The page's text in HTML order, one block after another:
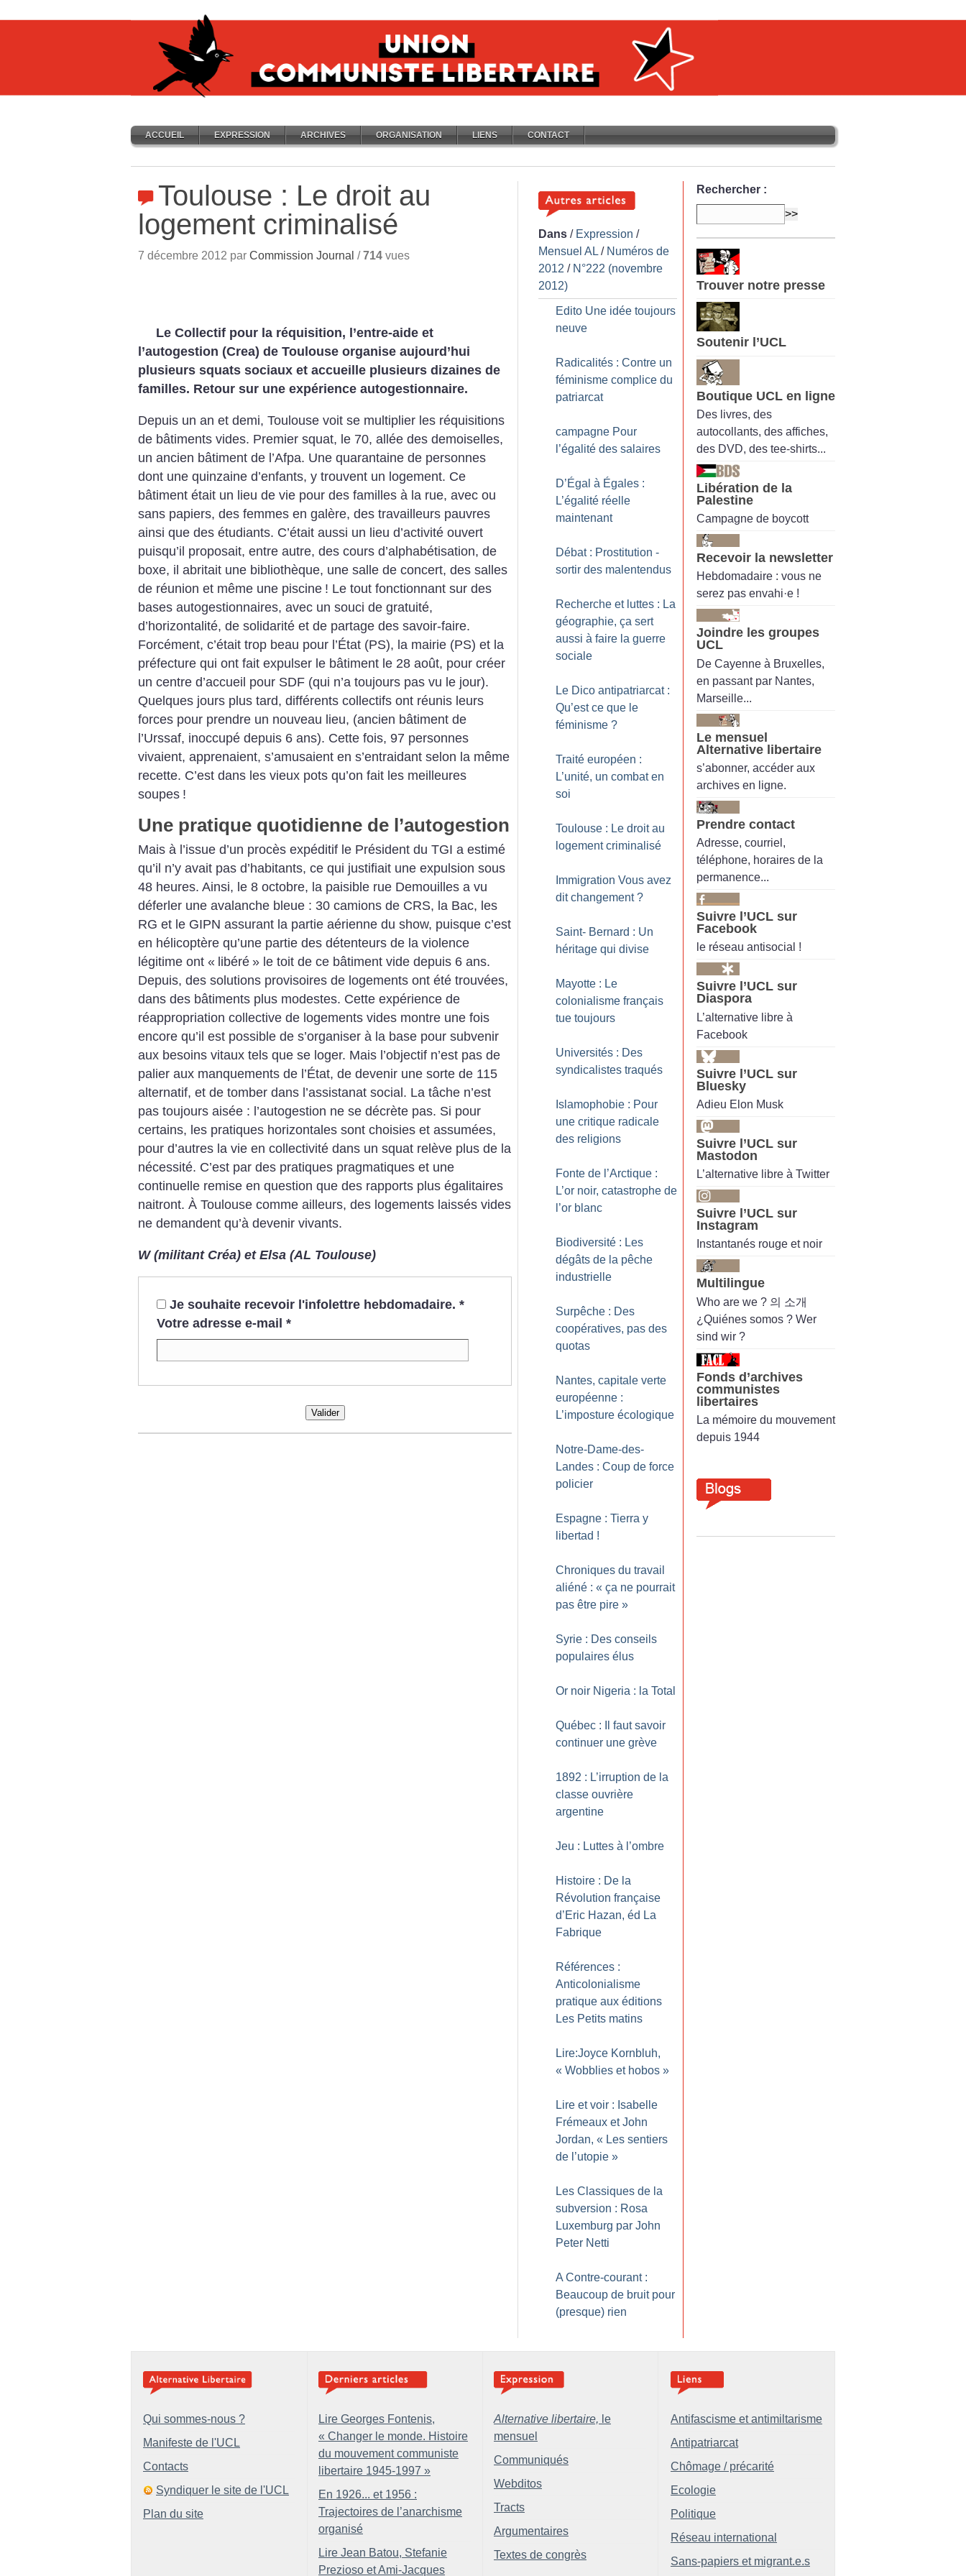
ACCUEIL EXPRESSION ARCHIVES ORGANISATION LIENS CONTACT
Toulouse : Le droit au
logement criminalisé
7 décembre 2012 par Commission Journal /714 vues
Le Collectif pour la réquisition, l’entre-aide et
l’autogestion (Crea) de Toulouse organise aujourd’hui
plusieurs squats sociaux et accueille plusieurs dizaines de
familles. Retour sur une expérience autogestionnaire.
Depuis un an et demi, Toulouse voit se multiplier les réquisitions
de bâtiments vides. Premier squat, le 70, allée des demoiselles,
un ancien bâtiment de l’Afpa. Une quarantaine de personnes
dont une quinzaine d’enfants, y trouvent un logement. Ce
bâtiment était un lieu de vie pour des familles à la rue, avec ou
sans papiers, des femmes en galère, des travailleurs pauvres
ainsi que des étudiants. C’était aussi un lieu d’activité ouvert
puisqu’il proposait, entre autre, des cours d’alphabétisation, de
boxe, il abritait une bibliothèque, une salle de concert, des salles
de réunion et même une piscine ! Le tout fonctionnant sur des
bases autogestionnaires, avec un souci de gratuité,
d’horizontalité, de solidarité et de partage des savoir-faire.
Forcément, c’était trop beau pour l’État (PS), la mairie (PS) et la
préfecture qui ont fait expulser le bâtiment le 28 août, pour créer
un centre d’accueil pour SDF (qui n’a toujours pas vu le jour).
Quelques jours plus tard, différents collectifs ont réunis leurs
forces pour prendre un nouveau lieu, (ancien bâtiment de
l’Urssaf, inoccupé depuis 6 ans). Cette fois, 97 personnes
vivaient, apprenaient, s’amusaient en s’entraidant selon la même
recette. C’est dans les vieux pots qu’on fait les meilleures
soupes !
Une pratique quotidienne de l’autogestion
Mais à l’issue d’un procès expéditif le Président du TGI a estimé
qu’il n’y avait pas d’habitants, ce qui justifiait une expulsion sous
48 heures. Ainsi, le 8 octobre, la paisible rue Demouilles a vu
déferler une avalanche bleue : 30 camions de CRS, la Bac, les
RG et le GIPN assurant la partie aérienne du show, puisque c’est
en hélicoptère qu’une partie des détenteurs de la violence
légitime ont « libéré » le toit de ce bâtiment vide depuis 6 ans.
Depuis, des solutions provisoires de logements ont été trouvées,
dans des bâtiments plus modestes. Cette expérience de
réappropriation collective de logements vides montre une fois
encore qu’il est possible de s’organiser à la base pour subvenir
aux besoins vitaux tels que se loger. Mais l’objectif n’est pas de
palier aux manquements de l’État, de devenir une sorte de 115
alternatif, et de tomber dans l’assistanat social. La tâche n’est
pas toujours aisée : l’autogestion ne se décrète pas. Si pour
certains, les pratiques horizontales sont choisies et assumées,
pour d’autres la vie en collectivité dans un squat relève plus de la
nécessité. C’est par des pratiques pragmatiques et une
continuelle remise en question que des rapports plus égalitaires
naitront. À Toulouse comme ailleurs, des logements laissés vides
ne demandent qu’à devenir vivants.
W (militant Créa) et Elsa (AL Toulouse)
Je souhaite recevoir l'infolettre hebdomadaire. *
Votre adresse e-mail *
Valider
Dans / Expression /
Mensuel AL / Numéros de
2012 / N°222 (novembre
2012)
Edito Une idée toujours
neuve
Radicalités : Contre un
féminisme complice du
patriarcat
campagne Pour
l’égalité des salaires
D’Égal à Égales :
L’égalité réelle
maintenant
Débat : Prostitution -
sortir des malentendus
Recherche et luttes : La
géographie, ça sert
aussi à faire la guerre
sociale
Le Dico antipatriarcat :
Qu’est ce que le
féminisme ?
Traité européen :
L’unité, un combat en
soi
Toulouse : Le droit au
logement criminalisé
Immigration Vous avez
dit changement ?
Saint- Bernard : Un
héritage qui divise
Mayotte : Le
colonialisme français
tue toujours
Universités : Des
syndicalistes traqués
Islamophobie : Pour
une critique radicale
des religions
Fonte de l’Arctique :
L’or noir, catastrophe de
l’or blanc
Biodiversité : Les
dégâts de la pêche
industrielle
Surpêche : Des
coopératives, pas des
quotas
Nantes, capitale verte
européenne :
L’imposture écologique
Notre-Dame-des-
Landes : Coup de force
policier
Espagne : Tierra y
libertad !
Chroniques du travail
aliéné : « ça ne pourrait
pas être pire »
Syrie : Des conseils
populaires élus
Or noir Nigeria : la Total
Québec : Il faut savoir
continuer une grève
1892 : L’irruption de la
classe ouvrière
argentine
Jeu : Luttes à l’ombre
Histoire : De la
Révolution française
d’Eric Hazan, éd La
Fabrique
Références :
Anticolonialisme
pratique aux éditions
Les Petits matins
Lire:Joyce Kornbluh,
« Wobblies et hobos »
Lire et voir : Isabelle
Frémeaux et John
Jordan, « Les sentiers
de l’utopie »
Les Classiques de la
subversion : Rosa
Luxemburg par John
Peter Netti
A Contre-courant :
Beaucoup de bruit pour
(presque) rien
Rechercher :
Trouver notre presse
Soutenir l’UCL
Boutique UCL en ligne
Des livres, des
autocollants, des affiches,
des DVD, des tee-shirts...
Libération de la
Palestine
Campagne de boycott
Recevoir la newsletter
Hebdomadaire : vous ne
serez pas envahi·e !
Joindre les groupes
UCL
De Cayenne à Bruxelles,
en passant par Nantes,
Marseille...
Le mensuel
Alternative libertaire
s’abonner, accéder aux
archives en ligne.
Prendre contact
Adresse, courriel,
téléphone, horaires de la
permanence...
Suivre l’UCL sur
Facebook
le réseau antisocial !
Suivre l’UCL sur
Diaspora
L’alternative libre à
Facebook
Suivre l’UCL sur
Bluesky
Adieu Elon Musk
Suivre l’UCL sur
Mastodon
L’alternative libre à Twitter
Suivre l’UCL sur
Instagram
Instantanés rouge et noir
Multilingue
Who are we ? 의 소개
¿Quiénes somos ? Wer
sind wir ?
Fonds d’archives
communistes
libertaires
La mémoire du mouvement
depuis 1944
Qui sommes-nous ?
Manifeste de l'UCL
Contacts
Syndiquer le site de l'UCL
Plan du site
Lire Georges Fontenis,
« Changer le monde. Histoire
du mouvement communiste
libertaire 1945-1997 »
En 1926... et 1956 :
Trajectoires de l’anarchisme
organisé
Lire Jean Batou, Stefanie
Prezioso et Ami-Jacques
Alternative libertaire, le
mensuel
Communiqués
Webditos
Tracts
Argumentaires
Textes de congrès
Antifascisme et antimiltarisme
Antipatriarcat
Chômage / précarité
Ecologie
Politique
Réseau international
Sans-papiers et migrant.e.s